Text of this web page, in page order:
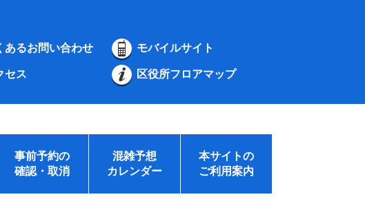
あるお問い合わせ モバイルサイト
セス 区役所フロアマップ
事前予約の
確認・取消
混雑予想
カレンダー
本サイトの
ご利用案内